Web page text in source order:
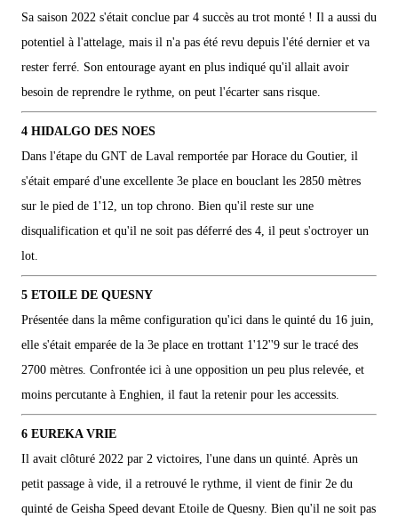
Sa saison 2022 s'était conclue par 4 succès au trot monté ! Il a aussi du
potentiel à l'attelage, mais il n'a pas été revu depuis l'été dernier et va
rester ferré. Son entourage ayant en plus indiqué qu'il allait avoir
besoin de reprendre le rythme, on peut l'écarter sans risque.
4 HIDALGO DES NOES
Dans l'étape du GNT de Laval remportée par Horace du Goutier, il
s'était emparé d'une excellente 3e place en bouclant les 2850 mètres
sur le pied de 1'12, un top chrono. Bien qu'il reste sur une
disqualification et qu'il ne soit pas déferré des 4, il peut s'octroyer un
lot.
5 ETOILE DE QUESNY
Présentée dans la même configuration qu'ici dans le quinté du 16 juin,
elle s'était emparée de la 3e place en trottant 1'12''9 sur le tracé des
2700 mètres. Confrontée ici à une opposition un peu plus relevée, et
moins percutante à Enghien, il faut la retenir pour les accessits.
6 EUREKA VRIE
Il avait clôturé 2022 par 2 victoires, l'une dans un quinté. Après un
petit passage à vide, il a retrouvé le rythme, il vient de finir 2e du
quinté de Geisha Speed devant Etoile de Quesny. Bien qu'il ne soit pas